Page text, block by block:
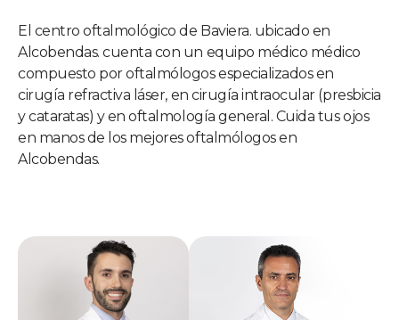
El centro oftalmológico de Baviera. ubicado en
Alcobendas. cuenta con un equipo médico médico
compuesto por oftalmólogos especializados en
cirugía refractiva láser, en cirugía intraocular (presbicia
y cataratas) y en oftalmología general. Cuida tus ojos
en manos de los mejores oftalmólogos en
Alcobendas.